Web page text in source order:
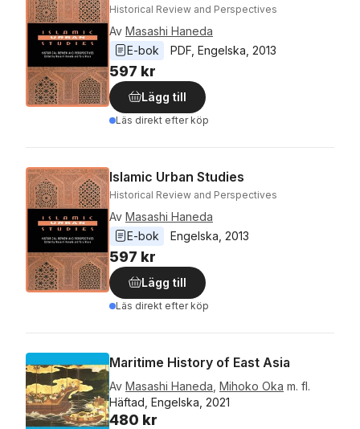
Historical Review and Perspectives
Av Masashi Haneda
E-bok
PDF Engelska 2013
597 kr
Lägg till
Läs direkt efter köp
Islamic Urban Studies
Historical Review and Perspectives
Av Masashi Haneda
E-bok
Engelska 2013
597 kr
Lägg till
Läs direkt efter köp
Maritime History of East Asia
Av Masashi Haneda Mihoko Oka m. fl.
Häftad, Engelska, 2021
480 kr